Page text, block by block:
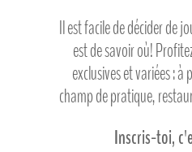
Il est facile de décider de
est de savoir où!
exclusives et variées :
champ de pratique,
Inscris-toi,